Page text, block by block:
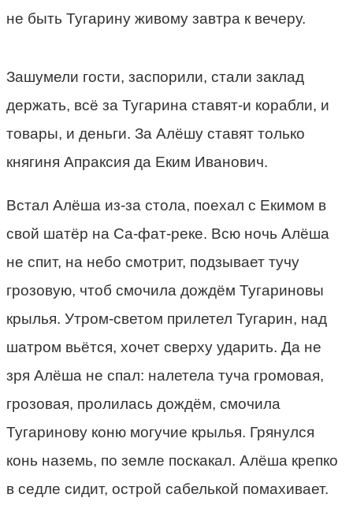
не быть Тугарину живому завтра к вечеру.
Зашумели гости, заспорили, стали заклад
держать, всё за Тугарина ставят-и корабли, и
товары, и деньги. За Алёшу ставят только
княгиня Апраксия да Еким Иванович.
Встал Алёша из-за стола, поехал с Екимом в
свой шатёр на Са-фат-реке. Всю ночь Алёша
не спит, на небо смотрит, подзывает тучу
грозовую, чтоб смочила дождём Тугариновы
крылья. Утром-светом прилетел Тугарин, над
шатром вьётся, хочет сверху ударить. Да не
зря Алёша не спал: налетела туча громовая,
грозовая, пролилась дождём, смочила
Тугаринову коню могучие крылья. Грянулся
конь наземь, по земле поскакал. Алёша крепко
в седле сидит, острой сабелькой помахивает.